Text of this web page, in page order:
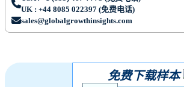
UK : +44 8085 022397 (免费电话)
sales@globalgrowthinsights.com
免费下载样本